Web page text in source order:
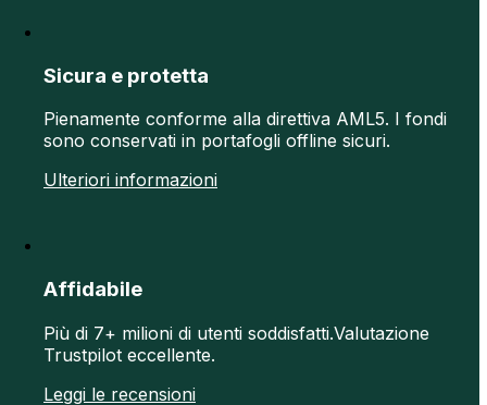
Sicura e protetta
Pienamente conforme alla direttiva AML5. I fondi
sono conservati in portafogli offline sicuri.
Ulteriori informazioni
Affidabile
Più di 7+ milioni di utenti soddisfatti.Valutazione
Trustpilot eccellente.
Leggi le recensioni